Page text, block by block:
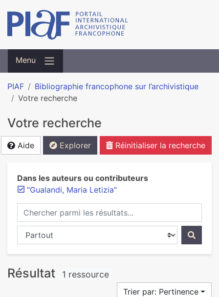
Menu
PIAF
Bibliographie francophone sur l’archivistique
Votre recherche
Votre recherche
Aide Explorer Réinitialiser la recherche
Dans les auteurs ou contributeurs
"Gualandi, Maria Letizia"
Chercher parmi les résultats...
Chercher dans...
Résultat 1 ressource
Trier par: Pertinence